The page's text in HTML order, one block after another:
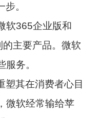
。
365企业版和
主要产品。微软
务。
其在消费者心目
微软经常输给苹